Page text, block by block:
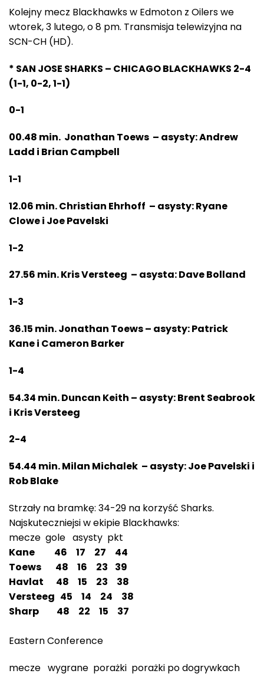
Kolejny mecz Blackhawks w Edmoton z Oilers we
wtorek, 3 lutego, o 8 pm. Transmisja telewizyjna na
SCN-CH (HD).
* SAN JOSE SHARKS – CHICAGO BLACKHAWKS 2-4
(1-1, 0-2, 1-1)
0-1
00.48 min. Jonathan Toews – asysty: Andrew
Ladd i Brian Campbell
1-1
12.06 min. Christian Ehrhoff – asysty: Ryane
Clowe i Joe Pavelski
1-2
27.56 min. Kris Versteeg – asysta: Dave Bolland
1-3
36.15 min. Jonathan Toews – asysty: Patrick
Kane i Cameron Barker
1-4
54.34 min. Duncan Keith – asysty: Brent Seabrook
i Kris Versteeg
2-4
54.44 min. Milan Michalek – asysty: Joe Pavelski i
Rob Blake
Strzały na bramkę: 34-29 na korzyść Sharks.
Najskuteczniejsi w ekipie Blackhawks:
mecze gole asysty pkt
Kane 46 17 27 44
Toews 48 16 23 39
Havlat 48 15 23 38
Versteeg 45 14 24 38
Sharp 48 22 15 37
Eastern Conference
mecze wygrane porażki porażki po dogrywkach